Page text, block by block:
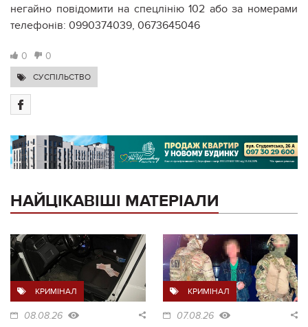
негайно повідомити на спецлінію 102 або за номерами
телефонів: 0990374039, 0673645046
0 0
СУСПІЛЬСТВО
НАЙЦІКАВІШІ МАТЕРІАЛИ
КРИМІНАЛ
08.08.26
КРИМІНАЛ
07.08.26